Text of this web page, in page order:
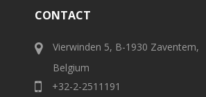
CONTACT
Vierwinden 5, B-1930 Zaventem,
Belgium
+32-2-2511191